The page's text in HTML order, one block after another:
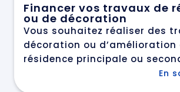
Financer vos travaux de
ou de décoration
Vous souhaitez réaliser des
décoration ou d’amélioration
résidence principale ou
En